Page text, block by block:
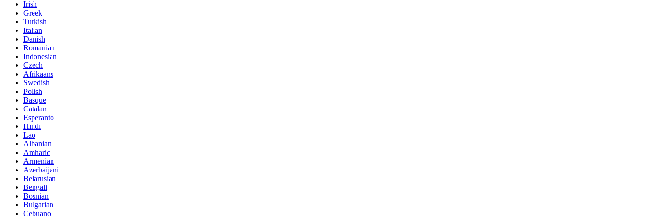
Irish
Greek
Turkish
Italian
Danish
Romanian
Indonesian
Czech
Afrikaans
Swedish
Polish
Basque
Catalan
Esperanto
Hindi
Lao
Albanian
Amharic
Armenian
Azerbaijani
Belarusian
Bengali
Bosnian
Bulgarian
Cebuano